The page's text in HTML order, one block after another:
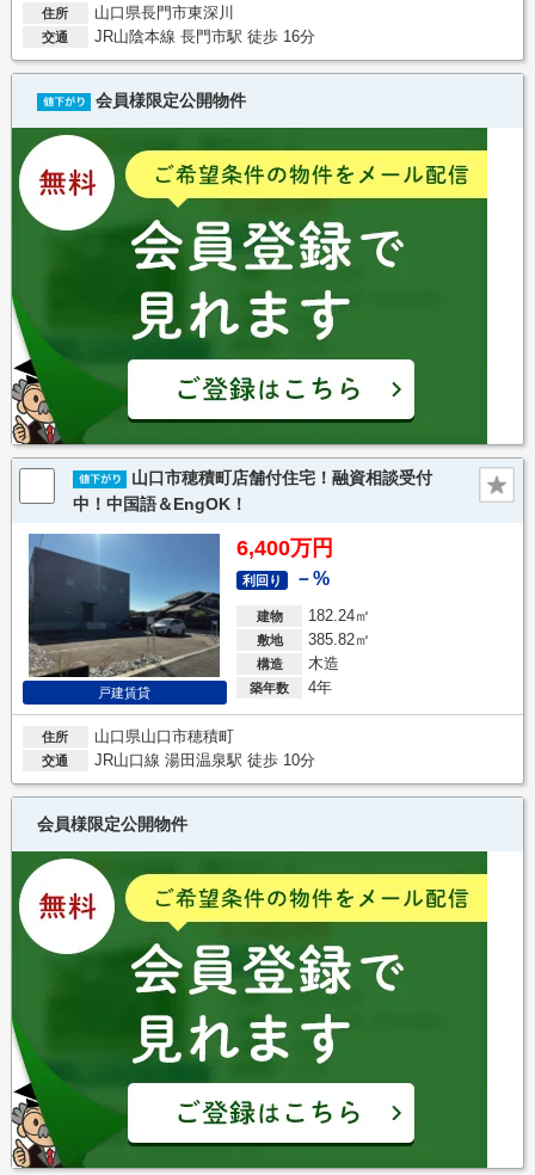
住所 山口県長門市東深川
交通 JR山陰本線 長門市駅 徒歩 16分
会員様限定公開物件
山口市穂積町店舗付住宅！融資相談受付
中！中国語＆EngOK！
戸建賃貸
6,400万円
利回り －%
建物 182.24㎡
敷地 385.82㎡
構造 木造
築年数 4年
住所 山口県山口市穂積町
交通 JR山口線 湯田温泉駅 徒歩 10分
会員様限定公開物件